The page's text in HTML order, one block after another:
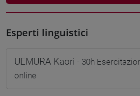
Esperti linguistici
UEMURA Kaori - 30h
online